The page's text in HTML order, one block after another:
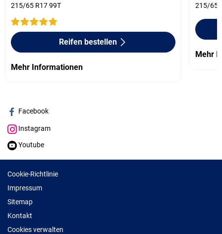
215/65 R17 99T
Reifen bestellen
Mehr Informationen
215/65
Mehr
Facebook
Instagram
Youtube
Cookie-Richtlinie
Impressum
Sitemap
Kontakt
Cookies verwalten